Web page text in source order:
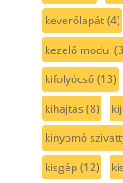
keverőlapát(4)
kezelő modul
kifolyócső(13)
kihajtás (8)
kinyomó
kisgép(12)